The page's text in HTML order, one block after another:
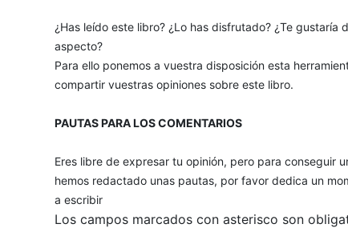
¿Has leído este libro? ¿Lo has disfrutado? ¿Te
aspecto?
Para ello ponemos a vuestra disposición esta
compartir vuestras opiniones sobre este libro.
PAUTAS PARA LOS COMENTARIOS
Eres libre de expresar tu opinión, pero para conseguir
hemos redactado unas pautas, por favor dedica un
a escribir
Los campos marcados con asterisco son